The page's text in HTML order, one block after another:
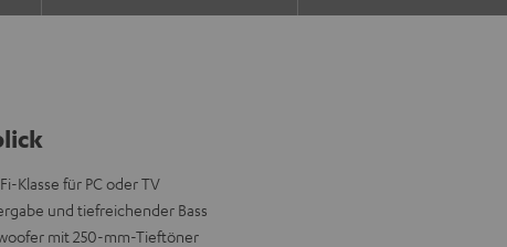
Klasse für PC oder TV
und tiefreichender Bass
mit 250-mm-Tieftöner